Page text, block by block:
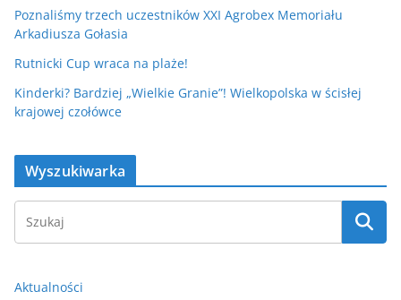
Poznaliśmy trzech uczestników XXI Agrobex Memoriału
Arkadiusza Gołasia
Rutnicki Cup wraca na plaże!
Kinderki? Bardziej „Wielkie Granie”! Wielkopolska w ścisłej
krajowej czołówce
Wyszukiwarka
Aktualności